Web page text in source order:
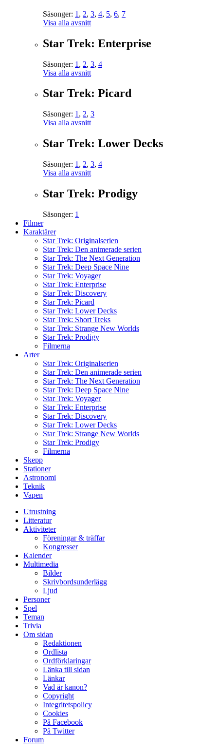
Säsonger: 1 , 2, 3, 4, 5, 6, 7
Visa alla avsnitt
Star Trek: Enterprise
Säsonger: 1 , 2, 3, 4
Visa alla avsnitt
Star Trek: Picard
Säsonger: 1 , 2, 3
Visa alla avsnitt
Star Trek: Lower Decks
Säsonger: 1 , 2, 3, 4
Visa alla avsnitt
Star Trek: Prodigy
Säsonger: 1
Filmer
Karaktärer
Star Trek: Originalserien
Star Trek: Den animerade serien
Star Trek: The Next Generation
Star Trek: Deep Space Nine
Star Trek: Voyager
Star Trek: Enterprise
Star Trek: Discovery
Star Trek: Picard
Star Trek: Lower Decks
Star Trek: Short Treks
Star Trek: Strange New Worlds
Star Trek: Prodigy
Filmerna
Arter
Star Trek: Originalserien
Star Trek: Den animerade serien
Star Trek: The Next Generation
Star Trek: Deep Space Nine
Star Trek: Voyager
Star Trek: Enterprise
Star Trek: Discovery
Star Trek: Lower Decks
Star Trek: Strange New Worlds
Star Trek: Prodigy
Filmerna
Skepp
Stationer
Astronomi
Teknik
Vapen
Utrustning
Litteratur
Aktiviteter
Föreningar & träffar
Kongresser
Kalender
Multimedia
Bilder
Skrivbordsunderlägg
Ljud
Personer
Spel
Teman
Trivia
Om sidan
Redaktionen
Ordlista
Ordförklaringar
Länka till sidan
Länkar
Vad är kanon?
Copyright
Integritetspolicy
Cookies
På Facebook
På Twitter
Forum